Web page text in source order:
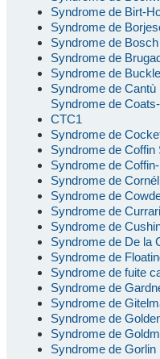
Syndrome de Birt-
Syndrome de
Syndrome de
Syndrome de
Syndrome de
Syndrome de Cantù
Syndrome de
CTC1
Syndrome de
Syndrome de Coffin
Syndrome de
Syndrome de
Syndrome de
Syndrome de
Syndrome de
Syndrome de De la
Syndrome de
Syndrome de fuite
Syndrome de
Syndrome de
Syndrome de
Syndrome de
Syndrome de Gorlin